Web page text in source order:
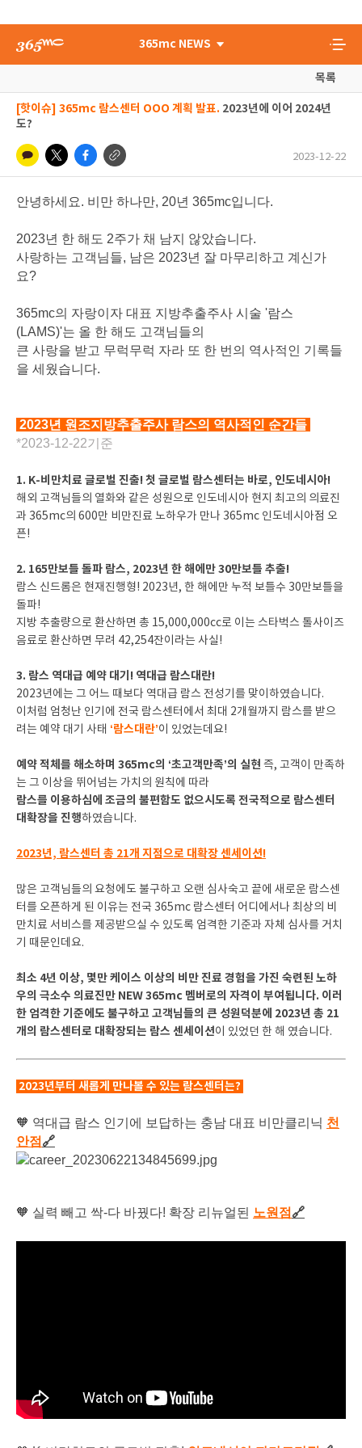
365mc NEWS
목록
[핫이슈] 365mc 람스센터 OOO 계획 발표. 2023년에 이어 2024년
도?
2023-12-22
안녕하세요. 비만 하나만, 20년 365mc입니다.
2023년 한 해도 2주가 채 남지 않았습니다.
사랑하는 고객님들, 남은 2023년 잘 마무리하고 계신가
요?
365mc의 자랑이자 대표 지방추출주사 시술 '람스
(LAMS)'는 올 한 해도 고객님들의
큰 사랑을 받고 무럭무럭 자라 또 한 번의 역사적인 기록들
을 세웠습니다.
2023년 원조지방추출주사 람스의 역사적인 순간들
*2023-12-22기준
1. K-비만치료 글로벌 진출! 첫 글로벌 람스센터는 바로, 인도네시아!
해외 고객님들의 열화와 같은 성원으로 인도네시아 현지 최고의 의료진
과 365mc의 600만 비만진료 노하우가 만나 365mc 인도네시아점 오
픈!
2. 165만보틀 돌파 람스, 2023년 한 해에만 30만보틀 추출!
람스 신드롬은 현재진행형! 2023년, 한 해에만 누적 보틀수 30만보틀을
돌파!
지방 추출량으로 환산하면 총 15,000,000cc로 이는 스타벅스 톨사이즈
음료로 환산하면 무려 42,254잔이라는 사실!
3. 람스 역대급 예약 대기! 역대급 람스대란!
2023년에는 그 어느 때보다 역대급 람스 전성기를 맞이하였습니다.
이처럼 엄청난 인기에 전국 람스센터에서 최대 2개월까지 람스를 받으
려는 예약 대기 사태 ‘람스대란’이 있었는데요!
예약 적체를 해소하며 365mc의 ‘초고객만족’의 실현 즉, 고객이 만족하
는 그 이상을 뛰어넘는 가치의 원칙에 따라
람스를 이용하심에 조금의 불편함도 없으시도록 전국적으로 람스센터
대확장을 진행하였습니다.
2023년, 람스센터 총 21개 지점으로 대확장 센세이션!
많은 고객님들의 요청에도 불구하고 오랜 심사숙고 끝에 새로운 람스센
터를 오픈하게 된 이유는 전국 365mc 람스센터 어디에서나 최상의 비
만치료 서비스를 제공받으실 수 있도록 엄격한 기준과 자체 심사를 거치
기 때문인데요.
최소 4년 이상, 몇만 케이스 이상의 비만 진료 경험을 가진 숙련된 노하
우의 극소수 의료진만 NEW 365mc 멤버로의 자격이 부여됩니다. 이러
한 엄격한 기준에도 불구하고 고객님들의 큰 성원덕분에 2023년 총 21
개의 람스센터로 대확장되는 람스 센세이션이 있었던 한 해 였습니다.
2023년부터 새롭게 만나볼 수 있는 람스센터는?
🧡 역대급 람스 인기에 보답하는 충남 대표 비만클리닉 천
안점 🔗
🧡 실력 빼고 싹-다 바꿨다! 확장 리뉴얼된 노원점 🔗